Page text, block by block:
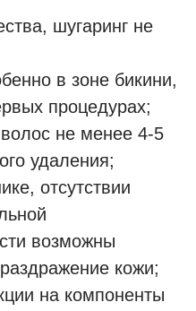
шугаринг не
в зоне бикини,
процедурах;
не менее 4-5
удаления;
отсутствии
возможны
кожи;
на компоненты